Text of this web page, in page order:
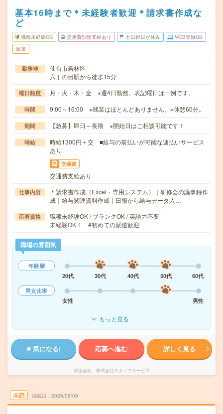
基本16時まで＊未経験者歓迎＊請求書作成な
ど
職種未経験OK 交通費別途支給あり 土日祝日が休み WEB登録OK
派遣
勤務地
仙台市若林区
六丁の目駅から徒歩15分
曜日頻度 月・火・木・金 ※週4日勤務。表記曜日は一例です。
時間 9:00～16:00 ※残業はほとんどありません。※休憩60分。
期間 【急募】即日～長期 ※開始日はご相談可能です！
時給
時給1300円＋交 ■給与の前払いが可能な速払いサービス
あり
交通費
交通費支給あり
仕事内容
＊請求書作成（Excel・専用システム）｜研修会の議事録作
成｜給与関連資料作成｜日報から給与データ入…
応募資格
職種未経験OK / ブランクOK / 英語力不要
未経験OK！ #初めての派遣歓迎
職場の雰囲気
年齢層
20代
30代 40代 50代
60代
男女比率
女性
男性
もっと見る
気になる! 応募へ進む 詳しく見る
派遣会社 株式会社スタッフサービス
未読 掲載日 2026/08/09